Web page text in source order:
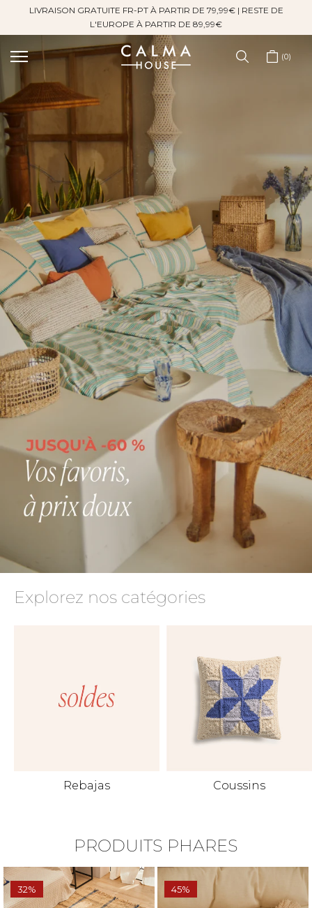
SauterLIVRAISON GRATUITE FR-PT À PARTIR DE 79,99€ | RESTE DE
L'EUROPE À PARTIR DE 89,99€
0
Explorez nos catégories
Rebajas Coussins
PRODUITS PHARES
32% 45%